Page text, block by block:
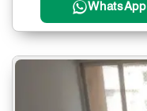
WhatsApp